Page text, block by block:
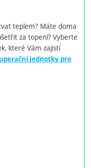
teplem? Máte doma
za topení? Vyberte
které Vám zajistí
jednotky pro